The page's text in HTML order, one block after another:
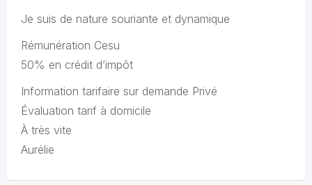
Je suis de nature souriante et dynamique
Rémunération Cesu
50% en crédit d’impôt
Information tarifaire sur demande Privé
Évaluation tarif à domicile
À très vite
Aurélie